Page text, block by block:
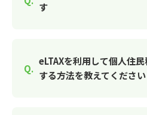
す
eLTAXを利用して個人住
する方法を教えてください